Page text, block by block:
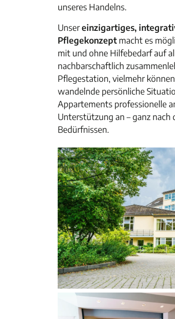
unseres Handelns.
Unsereinzigartiges,
Pflegekonzept macht es
mit und ohne Hilfebedarf auf
nachbarschaftlich
Pflegestation, vielmehr
wandelnde persönliche
Appartements professionelle
Unterstützung an – ganz
Bedürfnissen.